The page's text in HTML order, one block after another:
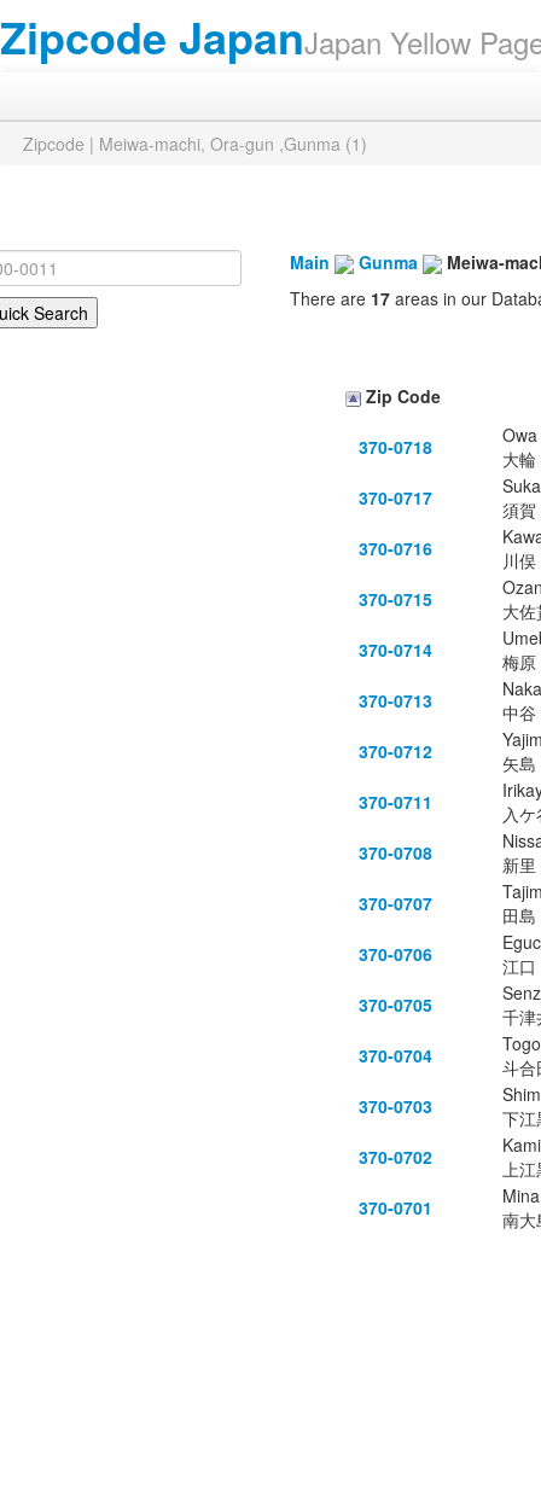
Zipcode JapanJapan Yellow
Zipcode | Meiwa-machi, Ora-gun ,Gunma (1)
Main Gunma
Meiwa-
There are 17 areas in our
Zip Code
370-0718
Owa
大輪
370-0717
Suka
須賀
370-0716
川俣
370-0715
大佐
370-0714
梅原
370-0713
中谷
370-0712
矢島
370-0711
入ケ
370-0708
新里
370-0707
田島
370-0706
江口
370-0705
千津
370-0704
斗合
370-0703
下江
370-0702
上江
370-0701
南大